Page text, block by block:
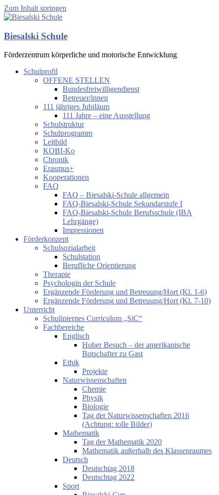
Zum Inhalt springen
Biesalski Schule
Förderzentrum körperliche und motorische Entwicklung
Schulprofil
OFFENE STELLEN
Bundesfreiwilligendienst
Betreuer/innen
111 jähriges Jubiläum
111 Jahre – eine Ausstellung
Schulstruktur
Schulprogramm
Leitbild
KOBI-Ko
Chronik
Erasmus+
Kooperationen
FAQ
FAQ – Biesalski-Schule allgemein
FAQ-Biesalski-Schule Sekundarstufe I
FAQ-Biesalski-Schule Berufsschule (IBA
Lehrgänge)
Impressionen
Förderkonzept
Schulsozialarbeit
Schulstation
Berufliche Orientierung
Therapie
Psychologin der Schule
Ergänzende Förderung und Betreuung/Hort (Kl. 1-6)
Ergänzende Förderung und Betreuung/Hort (Kl. 7-10)
Unterricht
Schulinternes Curriculum „SiC“
Fachbereiche
Englisch
Hoher Besuch – der amerikanische
Botschafter zu Gast
Ethik
Projekte
Naturwissenschaften
Chemie
Physik
Biologie
Tag der Naturwissenschaften 2016
(Achtung: tolle Bilder)
Mathematik
Tag der Mathematik 2020
Mathematik außerhalb des Klassenraumes
Deutsch
Deutschtag 2018
Deutschtag 2022
Sport